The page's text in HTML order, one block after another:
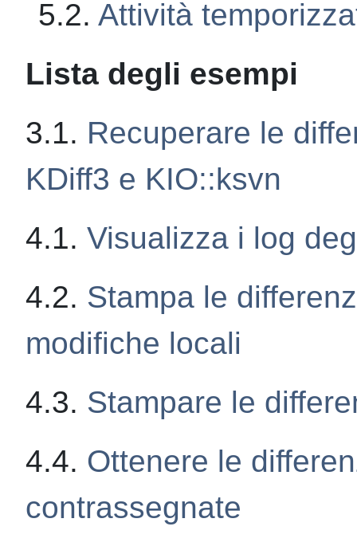
5.2. Attività
Lista degli esempi
3.1. Recuperare le
KDiff3 e KIO::ksvn
4.1. Visualizza i log
4.2. Stampa le
modifiche locali
4.3. Stampare le
4.4. Ottenere le
contrassegnate